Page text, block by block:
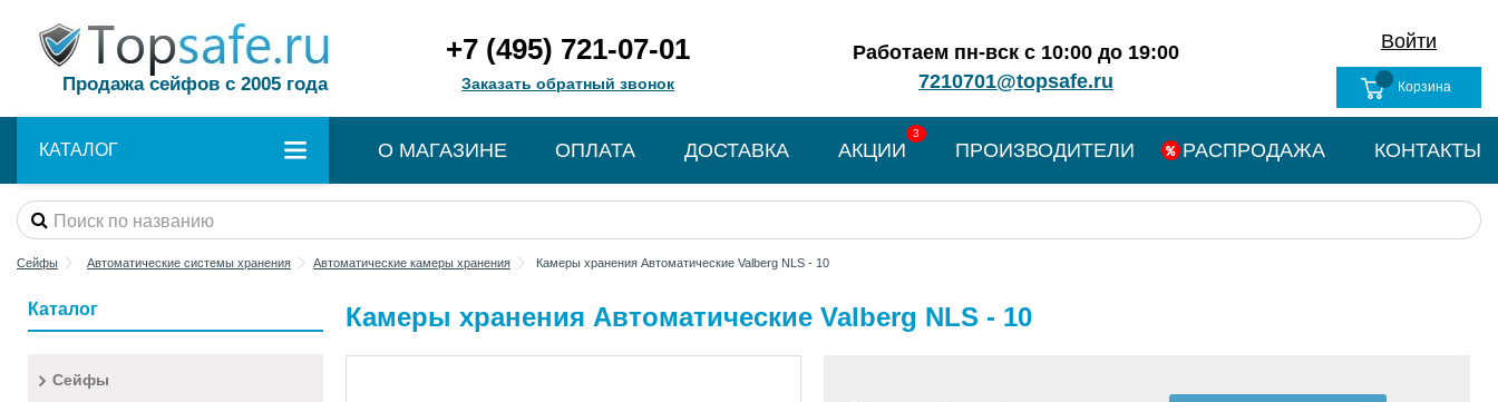
Продажа сейфов с 2005 года
Войти
Корзина
Работаем пн-вск с 10:00 до 19:00
7210701@topsafe.ru
+7 (495) 721-07-01
Заказать обратный звонок
КАТАЛОГ О МАГАЗИНЕ ОПЛАТА ДОСТАВКА
3
АКЦИИ ПРОИЗВОДИТЕЛИ РАСПРОДАЖА КОНТАКТЫ
Сейфы Автоматические системы хранения Автоматические камеры хранения Камеры хранения Автоматические Valberg NLS - 10
Каталог
Сейфы
Камеры хранения Автоматические Valberg NLS - 10